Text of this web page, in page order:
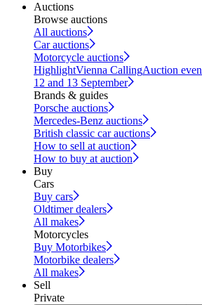
Auctions
Browse auctions
All auctions
Car auctions
Motorcycle auctions
HighlightVienna CallingAuction
12 and 13 September
Brands & guides
Porsche auctions
Mercedes-Benz auctions
British classic car auctions
How to sell at auction
How to buy at auction
Buy
Cars
Buy cars
Oldtimer dealers
All makes
Motorcycles
Buy Motorbikes
Motorbike dealers
All makes
Sell
Private